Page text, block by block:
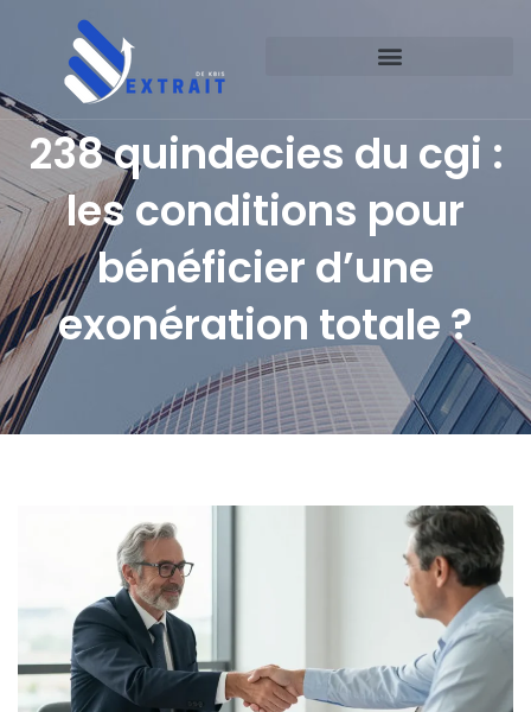
238 quindecies du cgi :
les conditions pour
bénéficier d’une
exonération totale ?